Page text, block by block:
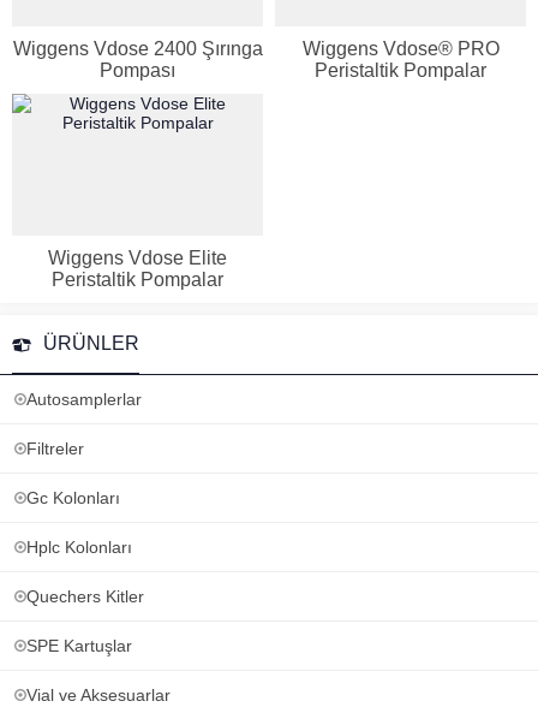
Wiggens Vdose 2400 Şırınga
Pompası
Wiggens Vdose® PRO
Peristaltik Pompalar
Wiggens Vdose Elite
Peristaltik Pompalar
ÜRÜNLER
Autosamplerlar
Filtreler
Gc Kolonları
Hplc Kolonları
Quechers Kitler
SPE Kartuşlar
Vial ve Aksesuarlar